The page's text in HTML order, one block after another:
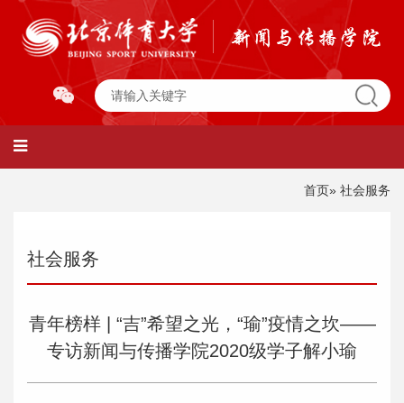
首页» 社会服务
社会服务
青年榜样 | “吉”希望之光，“瑜”疫情之坎——
专访新闻与传播学院2020级学子解小瑜